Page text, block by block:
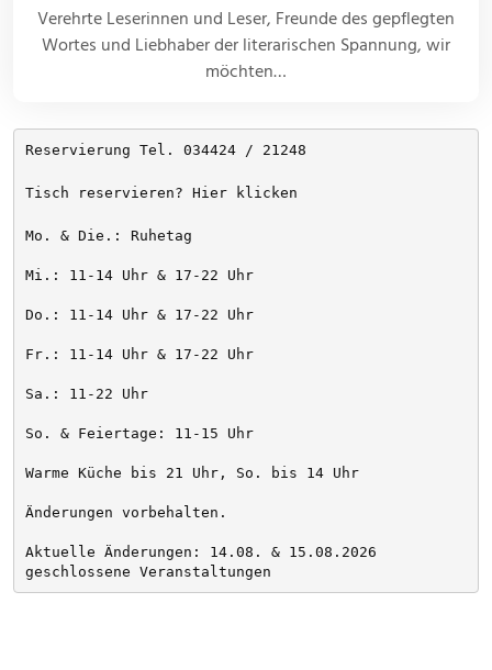
Verehrte Leserinnen und Leser, Freunde des gepflegten
Wortes und Liebhaber der literarischen Spannung, wir
möchten…
Reservierung Tel. 034424 / 21248
Tisch reservieren? Hier klicken
Mo. & Die.: Ruhetag
Mi.: 11-14 Uhr & 17-22 Uhr
Do.: 11-14 Uhr & 17-22 Uhr
Fr.: 11-14 Uhr & 17-22 Uhr
Sa.: 11-22 Uhr
So. & Feiertage: 11-15 Uhr
Warme Küche bis 21 Uhr, So. bis 14 Uhr
Änderungen vorbehalten.
Aktuelle Änderungen: 14.08. & 15.08.2026
geschlossene Veranstaltungen